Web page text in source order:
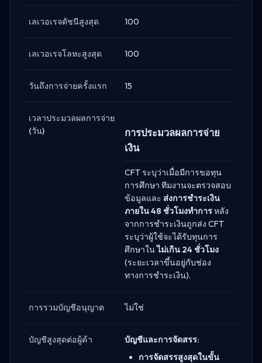
เลเวอเรจดัชนีสูงสุด 100
เลเวอเรจโลหะสูงสุด 100
วันถึงการจ่ายครั้งแรก 15
เวลาประมวลผลการจ่าย
(วัน)
การประมวลผลการจ่าย
เงิน
CFT ระบุว่าเมื่อมีการขอทุน
การศึกษา ทีมงานจะตรวจสอบ
ข้อมูลและ ส่งการชำระเงิน
ภายใน 48 ชั่วโมงทำการหลัง
จากการชำระเงินถูกส่ง CFT
ระบุว่าผู้ใช้จะได้รับทุนการ
ศึกษาในไม่เกิน 24 ชั่วโมง
(ระยะเวลาขึ้นอยู่กับช่อง
ทางการชำระเงิน).
การรวมบัญชีอนุญาต ไม่ใช่
บัญชีสูงสุดต่อผู้ค้า
บัญชีและการจัดสรร:
การจัดสรรสูงสุดในขั้น